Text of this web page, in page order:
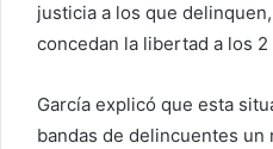
justicia a los que
concedan la libertad a los 2
García explicó que esta
bandas de delincuentes